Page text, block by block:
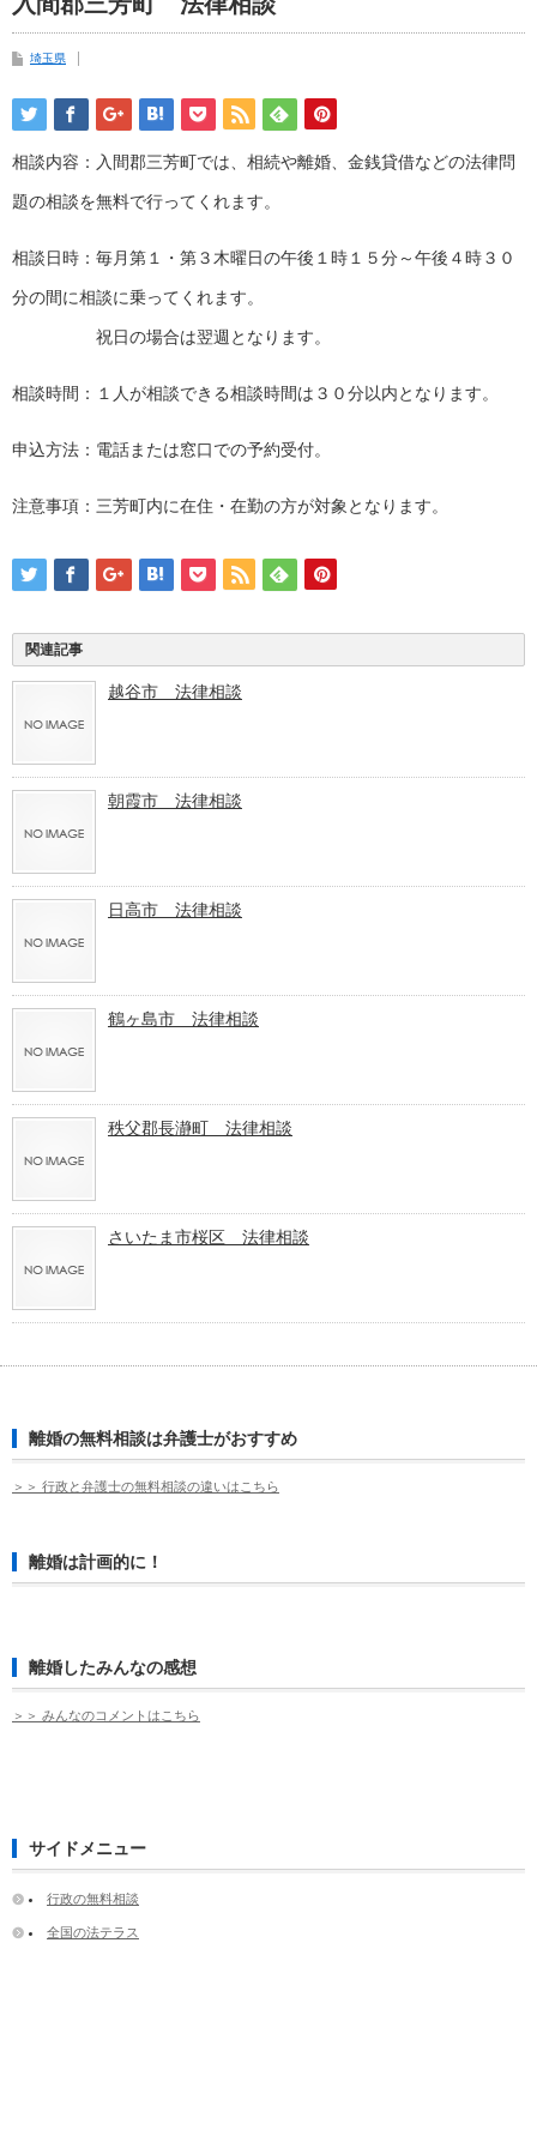
埼玉県
相談内容：入間郡三芳町では、相続や離婚、金銭貸借などの法律問
題の相談を無料で行ってくれます。
相談日時：毎月第１・第３木曜日の午後１時１５分～午後４時３０
分の間に相談に乗ってくれます。
祝日の場合は翌週となります。
相談時間：１人が相談できる相談時間は３０分以内となります。
申込方法：電話または窓口での予約受付。
注意事項：三芳町内に在住・在勤の方が対象となります。
関連記事
越谷市 法律相談
朝霞市 法律相談
日高市 法律相談
鶴ヶ島市 法律相談
秩父郡長瀞町 法律相談
さいたま市桜区 法律相談
離婚の無料相談は弁護士がおすすめ
＞＞ 行政と弁護士の無料相談の違いはこちら
離婚は計画的に！
離婚したみんなの感想
＞＞ みんなのコメントはこちら
サイドメニュー
行政の無料相談
全国の法テラス